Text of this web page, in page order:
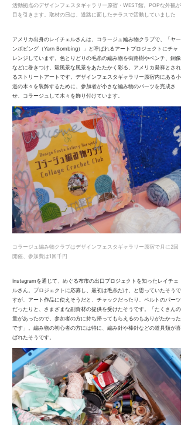
活動拠点のデザインフェスタギャラリー原宿・WEST館。POPな外観が
目を引きます。取材の日は、道路に面したテラスで活動していました
アメリカ出身のレイチェルさんは、コラージュ編み物クラブで、「ヤー
ンボビング（Yarn Bombing）」と呼ばれるアートプロジェクトにチャ
レンジしています。色とりどりの毛糸の編み物を街路樹やベンチ、銅像
などに巻きつけ、殺風景な風景をあたたかく彩る、アメリカ発祥とされ
るストリートアートです。デザインフェスタギャラリー原宿内にある小
道の木々を装飾するために、参加者が小さな編み物のパーツを完成さ
せ、コラージュして木々を飾り付けています。
コラージュ編み物クラブはデザインフェスタギャラリー原宿で月に2回
開催、参加費は1回千円
Instagramを通じて、めぐる布市の出口プロジェクトを知ったレイチェ
ルさん。プロジェクトに応募し、最初は毛糸だけ、と思っていたそうで
すが、アート作品に使えそうだと、チャックだったり、ベルトのパーツ
だったりと、さまざまな副資材の提供を受けたそうです。「たくさんの
量があったので、参加者の方に持ち帰ってもらえるのもありがたかった
です」。編み物の初心者の方には特に、編み針や棒針などの道具類が喜
ばれたそうです。